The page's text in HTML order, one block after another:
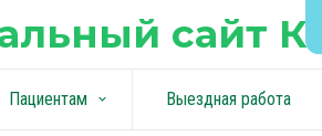
сайт
Пациентам keyboard_arrow_down Выездная работа